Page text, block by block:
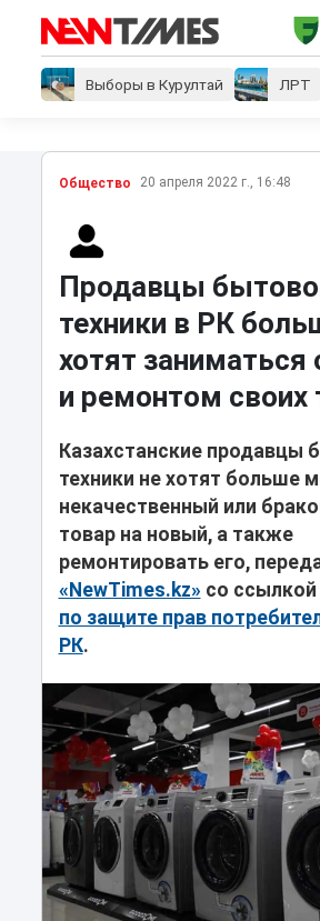
Выборы в Курултай ЛРТ
Общество 20 апреля 2022 г., 16:48
Продавцы
техники в РК
хотят
и ремонтом своих
Казахстанские продавцы
техники не хотят больше
некачественный или
товар на новый, а также
ремонтировать его,
«NewTimes.kz» со ссылкой
по защите прав
РК.